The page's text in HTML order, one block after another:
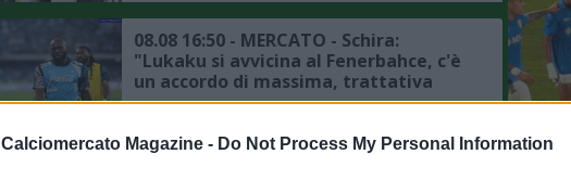
Calciomercato Magazine - Do Not Process My Personal Information
Napoli"
08.08 16:50 - MERCATO - Schira:
"Lukaku si avvicina al Fenerbahce, c'è
un accordo di massima, trattativa
avanzata tra il club turco e il Napoli"
08.08 15:42 - MEDIASET - Torino, gli